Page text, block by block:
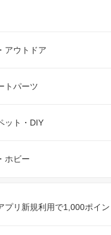
下着・ナイトウェア
物・ブランド雑貨
・アクセサリー
酎
ンタクト・介護
ビー・マタニティ
ィオ・カメラ
ォン・タブレット
周辺機器
アウトドア
アウトドア
トパーツ
イク用品
ット・DIY
・寝具・収納
ホビー
プリ新規利用で1,000ポイン